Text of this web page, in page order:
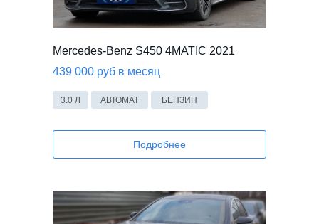
БЕНЗИН
АВТОМАТ
3.0 Л
Подробнее
439 000 руб в месяц
Mercedes-Benz S450 4MATIC 2021